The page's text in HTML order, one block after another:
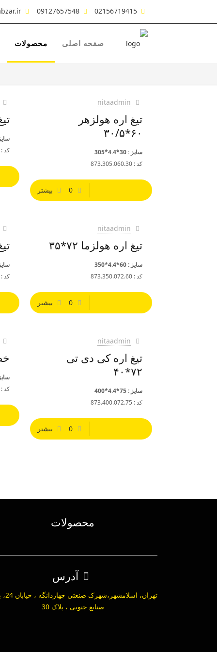
02156719415
09127657548
صفحه اصلی محصولات
nitaadmin
تیغ اره هولزهر
۶۰*۳۰/۵
سایز : 30*4.4*305
کد : 873.305.060.30
0 بیشتر
سایز :
کد :
nitaadmin
تیغ اره هولزما ۷۲*۳۵
سایز : 60*4.4*350
کد : 873.350.072.60
0 بیشتر
سایز :
کد :
nitaadmin
تیغ اره کی دی تی
۷۲*۴۰
سایز : 75*4.4*400
کد : 873.400.072.75
0 بیشتر
سایز :
کد :
محصولات
آدرس
تهران،
صنایع جنوبی ، پلاک 30